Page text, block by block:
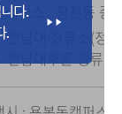
내버스 : 광천동 종
전남대 정류소(정
전남대후문 정류소